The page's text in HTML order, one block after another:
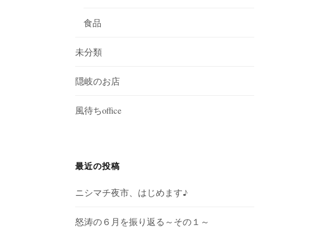
食品
未分類
隠岐のお店
風待ちoffice
最近の投稿
ニシマチ夜市、はじめます♪
怒涛の６月を振り返る～その１～